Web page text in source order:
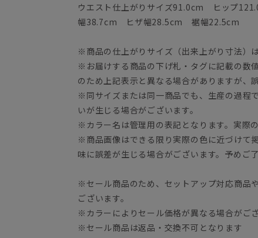
ウエスト仕上がりサイズ91.0cm ヒップ
幅38.7cm ヒザ幅28.5cm 裾幅22.5cm
※商品の仕上がりサイズ（出来上がり寸法）
※お届けする商品の下げ札・タグに記載の数
のため上記表示と異なる場合がありますが、
※同サイズまたは同一商品でも、生産の過程
いが生じる場合がございます。
※カラー名は管理用の表記となります。実際
※商品画像はできる限り実際の色に近づけて
味に誤差が生じる場合がございます。予めご
※セール商品のため、セットアップ対応商品
ございます。
※カラーによりセール価格が異なる場合がご
※セール商品は返品・交換不可となります